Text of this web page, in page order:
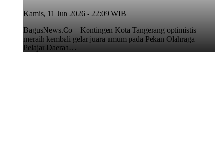
Kamis, 11 Jun 2026 - 22:09 WIB
BagusNews.Co – Kontingen Kota Tangerang optimistis
meraih kembali gelar juara umum pada Pekan Olahraga
Pelajar Daerah…